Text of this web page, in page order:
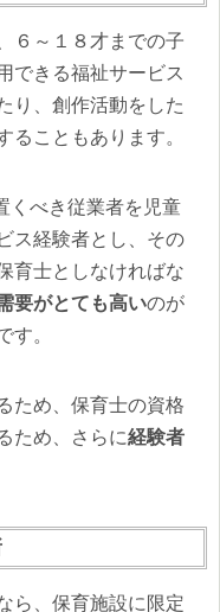
６～１８才までの子
できる福祉サービス
り、創作活動をした
ることもあります。
くべき従業者を児童
ス経験者とし、その
育士としなければな
要がとても高いのが
す。
ため、保育士の資格
ため、さらに経験者
ら、保育施設に限定